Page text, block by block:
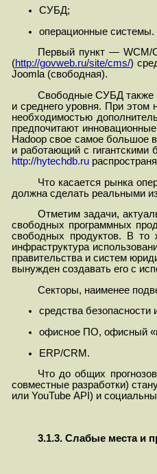
СУБД;
операционные системы.
Первый пункт — WCM/
(http://govweb.ru/site/cms/)
Joomla (свободная).
Свободные СУБД также
и среднего уровня. При
необходимостью
предпочитают
Hadoop свое самое большое
и работающий с
http://hytechdb.ru
Что касается рынка
должна сделать реальными
Отметим задачи,
свободных программных
свободных продуктов. В то
инфраструктура
правительства и систем
вынужден создавать его с
Секторы, наименее
средства
офисное ПО, офисный
ERP/CRM.
Что до общих
совместные разработки)
или YouTube API ) и
3.1.3. Слабые места и